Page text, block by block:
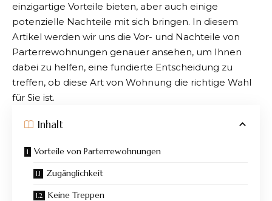
einzigartige Vorteile bieten, aber auch einige
potenzielle Nachteile mit sich bringen. In diesem
Artikel werden wir uns die Vor- und Nachteile von
Parterrewohnungen genauer ansehen, um Ihnen
dabei zu helfen, eine fundierte Entscheidung zu
treffen, ob diese Art von Wohnung die richtige Wahl
für Sie ist.
Inhalt
Vorteile von Parterrewohnungen
Zugänglichkeit
Keine Treppen